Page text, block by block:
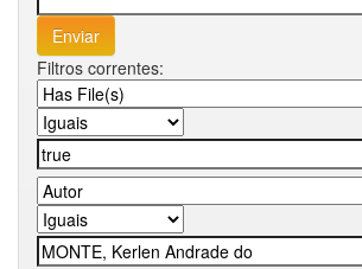
Filtros correntes: